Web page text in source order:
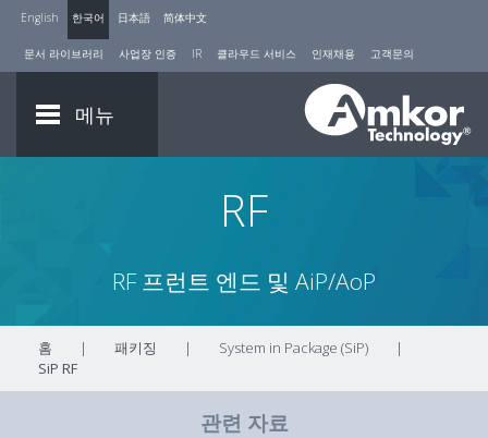
English 한국어 日本語 简体中文
문서 라이브러리 사업장 인증 IR 클라우드 서비스 인재채용 고객문의
메뉴
RF
RF 프런트 엔드 및 AiP/AoP
홈 | 패키징 | System in Package (SiP)
|
SiP RF
관련 자료